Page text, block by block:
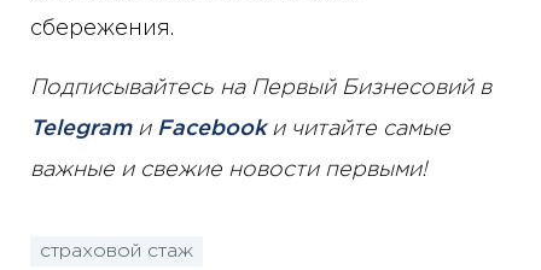
сбережения.
Подписывайтесь на Первый Бизнесовий в
Telegramи Facebookи читайте самые
важные и свежие новости первыми!
страховой стаж